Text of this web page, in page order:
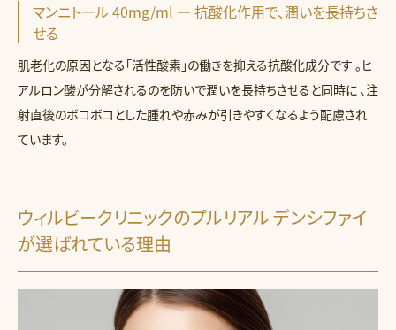
マンニトール 40mg/ml — 抗酸化作用で、潤いを長持ちさ
せる
肌老化の原因となる「活性酸素」の働きを抑える抗酸化成分です 。ヒ
アルロン酸が分解されるのを防いで潤いを長持ちさせると同時に 、注
射直後のボコボコとした腫れや赤みが引きやすくなるよう配慮され
ています。
ウィルビークリニックのプルリアル デンシファイ
が選ばれている理由